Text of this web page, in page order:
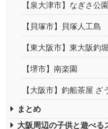
【泉大津市】なぎさ公園
【貝塚市】貝塚人工島
【東大阪市】東大阪釣
【堺市】南楽園
【大阪市】釣船茶屋 ざ
まとめ
大阪周辺の子供と遊べる